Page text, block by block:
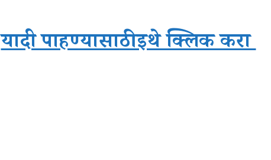
यादी पाहण्यासाठी इथे क्लिक करा